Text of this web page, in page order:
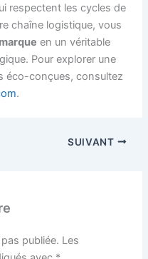
respectent les cycles de
chaîne logistique, vous
en un véritable
Pour explorer une
éco-conçues, consultez
.
SUIVANT
publiée. Les